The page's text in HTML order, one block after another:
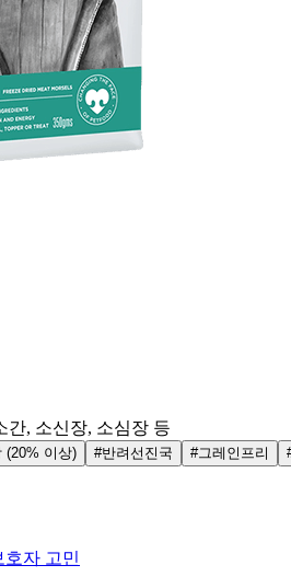
간, 소신장, 소심장 등
(20% 이상) #반려선진국 #그레인프리
호자 고민